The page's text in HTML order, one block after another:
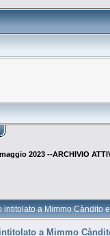
2023 --ARCHIVIO
intitolato a Mimmo Càndito
a Mimmo